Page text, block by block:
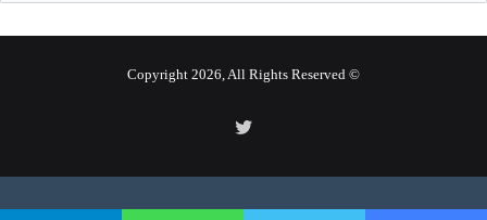
© Copyright 2026, All Rights Reserved